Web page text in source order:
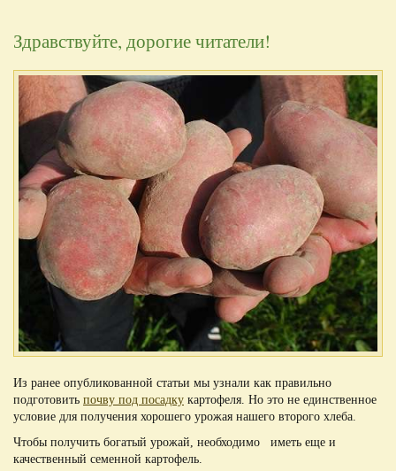
Здравствуйте, дорогие читатели!
Из ранее опубликованной статьи мы узнали как правильно
подготовить почву под посадку картофеля. Но это не единственное
условие для получения хорошего урожая нашего второго хлеба.
Чтобы получить богатый урожай, необходимо иметь еще и
качественный семенной картофель.